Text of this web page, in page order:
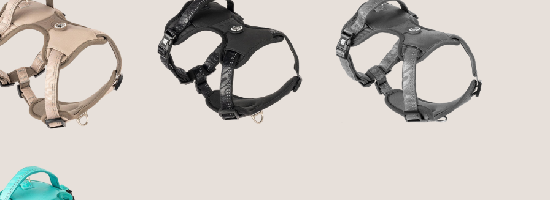
SMART ID
SPORT HARNESS -
MATRIX 2.0 AREIA
44,90 € — 59,90 €
GOTCHA! SMART ID
SPORT HARNESS -
MATRIX 2.0 PRETO
44,90 € — 59,90 €
GOTCHA! SMART ID
SPORT HARNESS -
MATRIX 2.0 CINZA
44,90 € — 59,90 €